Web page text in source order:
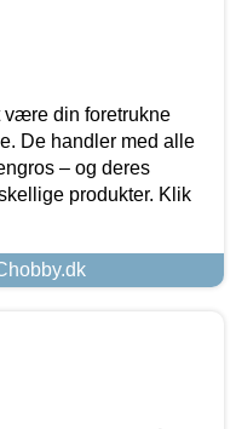
din foretrukne
De handler med alle
– og deres
produkter. Klik